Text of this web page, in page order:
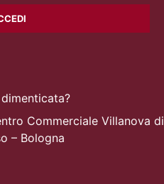
Commerciale Villanova di
– Bologna